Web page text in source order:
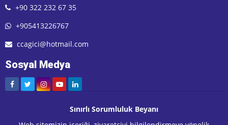
+90 322 232 67 35
+905413226767
ccagici@hotmail.com
Sosyal Medya
Sınırlı Sorumluluk Beyanı